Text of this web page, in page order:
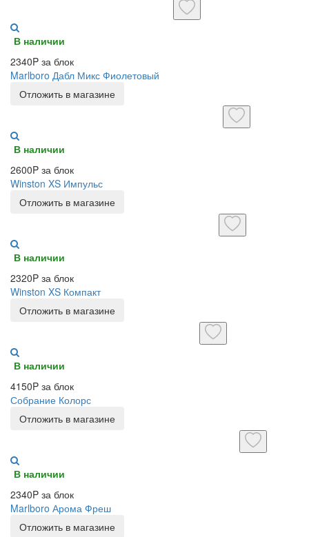
В наличии
2340P за блок
Marlboro Дабл Микс Фиолетовый
Отложить в магазине
В наличии
2600P за блок
Winston XS Импульс
Отложить в магазине
В наличии
2320P за блок
Winston XS Компакт
Отложить в магазине
В наличии
4150P за блок
Собрание Колорс
Отложить в магазине
В наличии
2340P за блок
Marlboro Арома Фреш
Отложить в магазине